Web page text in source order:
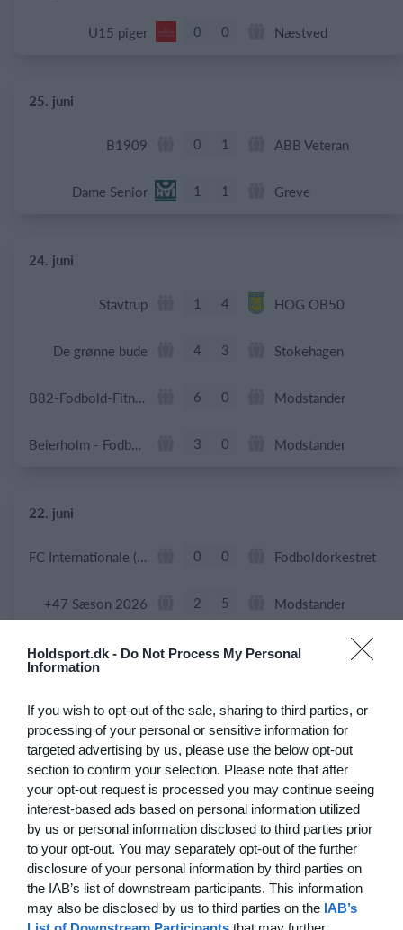
Holdsport.dk - Do Not Process My Personal
Information
If you wish to opt-out of the sale, sharing to third parties, or
processing of your personal or sensitive information for
targeted advertising by us, please use the below opt-out
section to confirm your selection. Please note that after
your opt-out request is processed you may continue seeing
interest-based ads based on personal information utilized
by us or personal information disclosed to third parties prior
to your opt-out. You may separately opt-out of the further
disclosure of your personal information by third parties on
the IAB’s list of downstream participants. This information
may also be disclosed by us to third parties on the IAB’s
U15 piger 0 0 Næstved
25. juni
B1909 0 1 ABB Veteran
Dame Senior 1 1 Greve
24. juni
Stavtrup 1 4 HOG OB50
De grønne bude 4 3 Stokehagen
B82-Fodbold-Fitness-U50 6 0 Modstander
Beierholm - Fodbold 3 0 Modstander
22. juni
FC Internationale (Superveteran) 0 0 Fodboldorkestret
+47 Sæson 2026 2 5 Modstander
Brede IF - Det grå guld 3 1 Hørsholm
21. juni
BIF/ØHIK 7 0 Tranum GF
20. juni
Solens Børn 4 3 SC Boca Vista